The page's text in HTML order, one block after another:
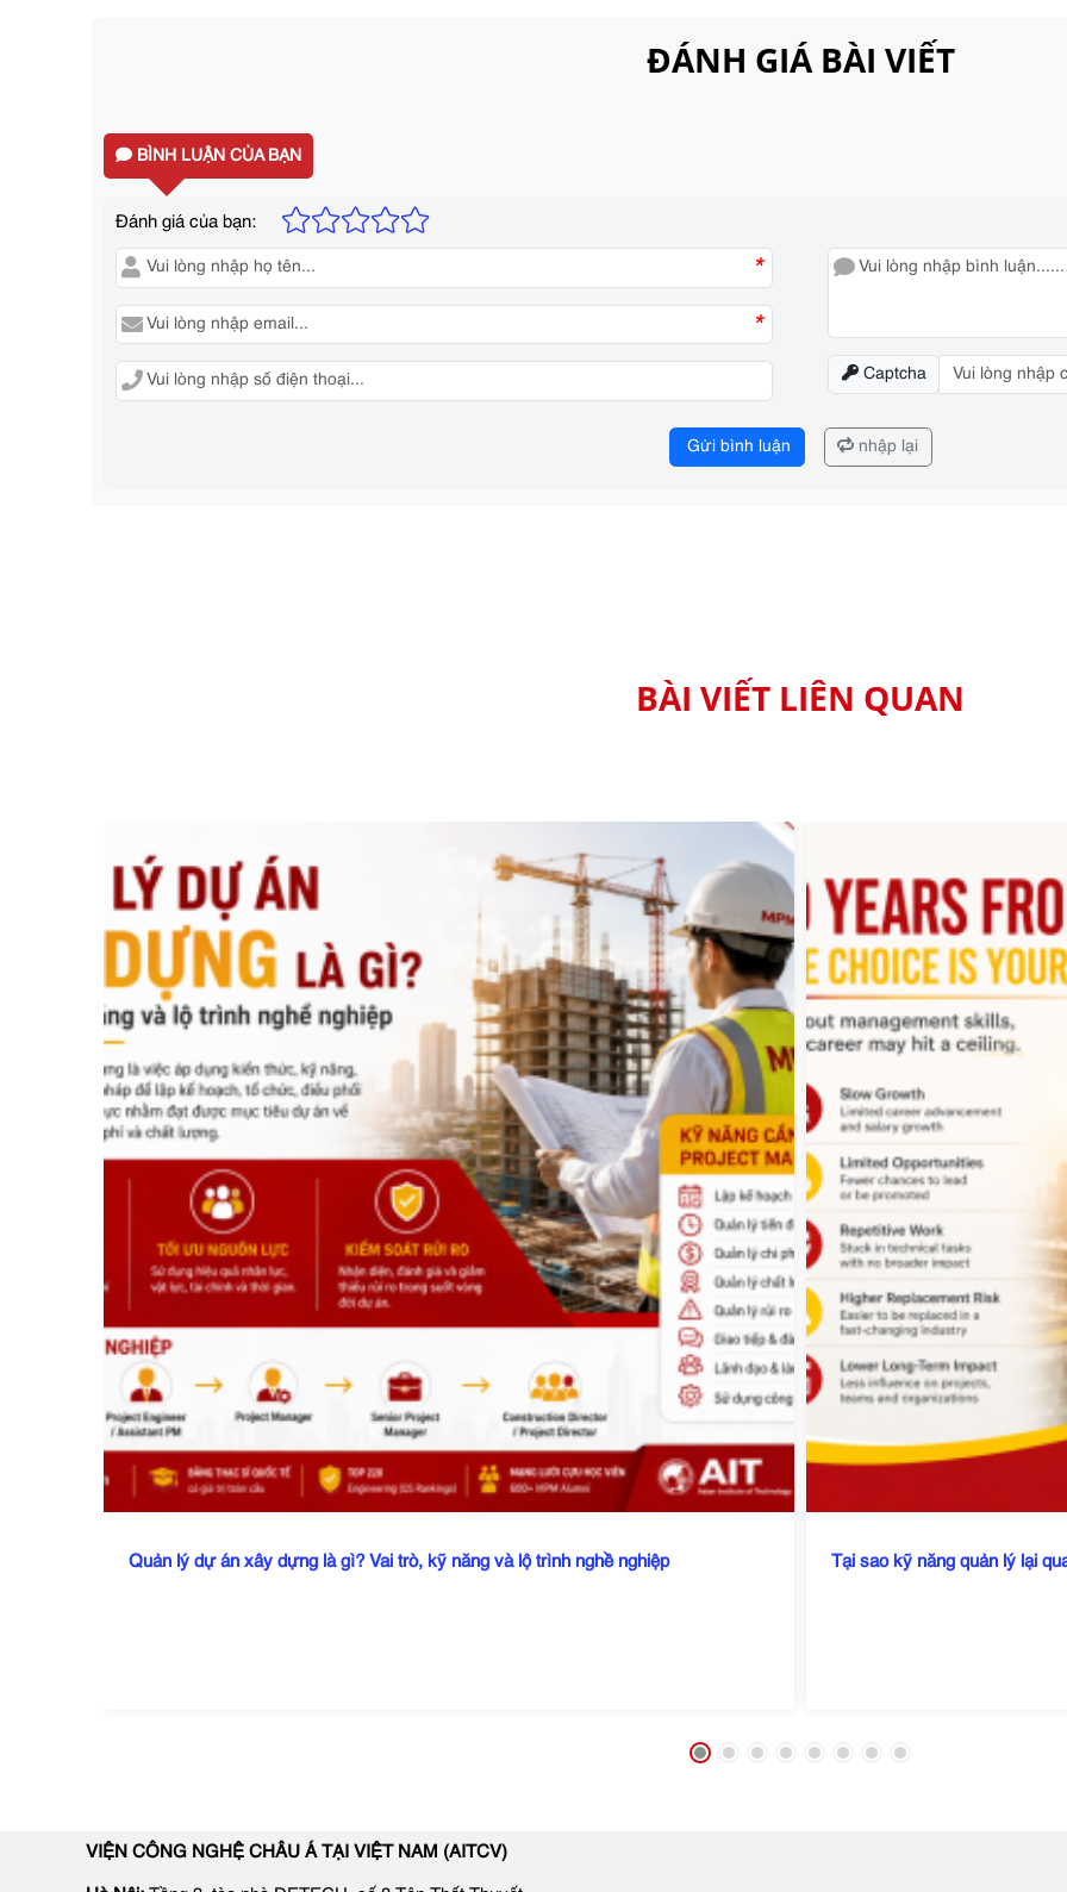
ĐÁNH GIÁ BÀI VIẾT
BÌNH LUẬN CỦA BẠN
Đánh giá của bạn:
*
*
Captcha
Gửi bình luận nhập lại
BÀI VIẾT LIÊN QUAN
Quản lý dự án xây dựng là gì? Vai trò, kỹ năng và lộ trình nghề nghiệp Tại sao kỹ năng quản lý lại
VIỆN CÔNG NGHỆ CHÂU Á TẠI VIỆT NAM (AITCV)